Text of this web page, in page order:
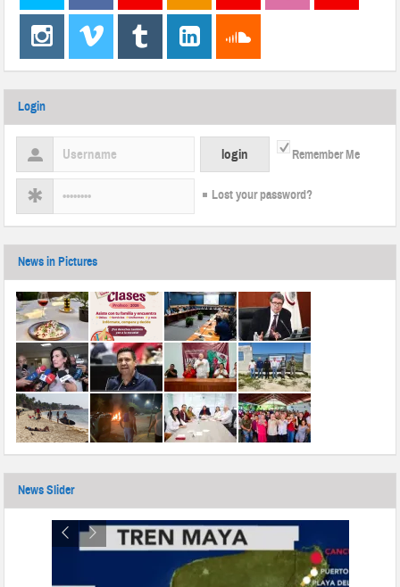
Login
Remember Me
Lost your password?
News in Pictures
News Slider